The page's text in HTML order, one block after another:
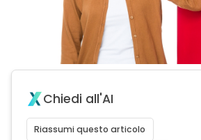
Chiedi all'AI
Riassumi questo articolo